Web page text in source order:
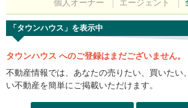
個人オーナー エージェント
「タウンハウス」を表示中
タウンハウス へのご登録はまだございません。
不動産情報では、あなたの売りたい、買いたい
い不動産を簡単にご掲載いただけます。